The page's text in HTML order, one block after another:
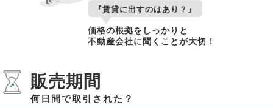
『賃貸に出すのはあり？』
価格の根拠をしっかりと
不動産会社に聞くことが大切！
販売期間
何日間で取引された？